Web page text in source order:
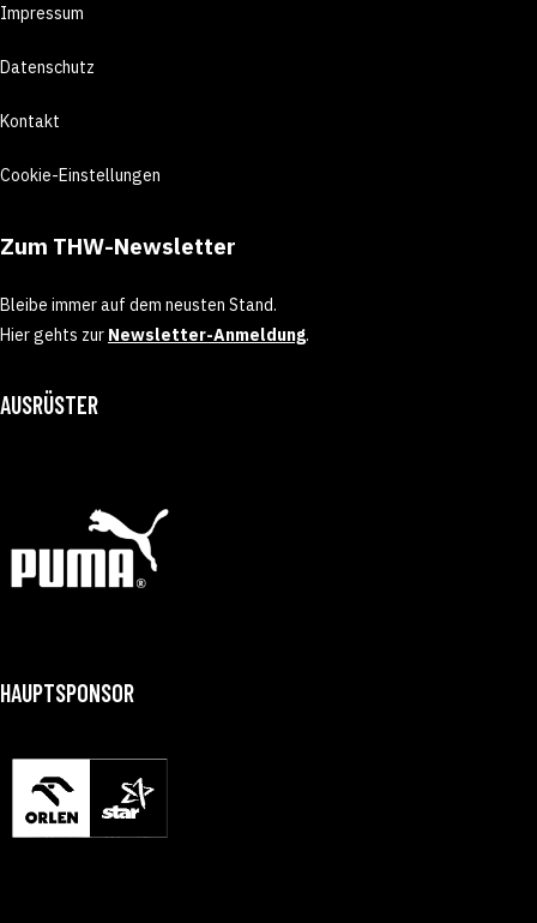
Impressum
Datenschutz
Kontakt
Cookie-Einstellungen
Zum THW-Newsletter
Bleibe immer auf dem neusten Stand.
Hier gehts zur Newsletter-Anmeldung.
AUSRÜSTER
HAUPTSPONSOR